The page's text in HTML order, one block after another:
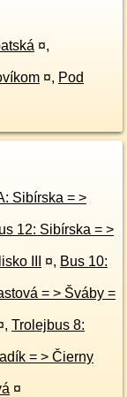
¤,
¤, Pod
Sibírska = >
12: Sibírska = >
= > Sídlisko III ¤, Bus 10:
= > Šváby =
, Trolejbus 8:
> Čierny
¤